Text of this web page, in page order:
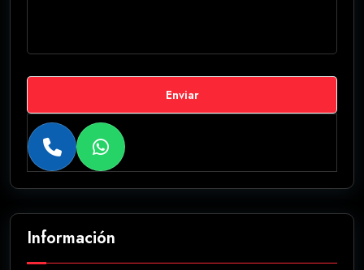
Enviar
Información